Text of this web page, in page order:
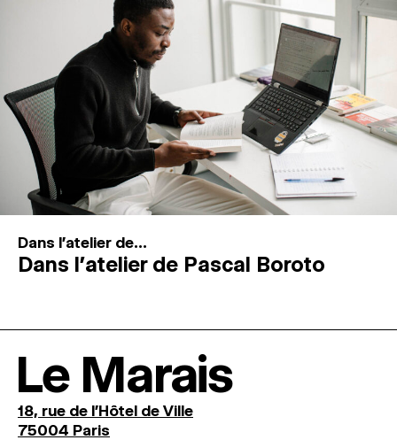
Dans l'atelier de...
Dans l’atelier de Pascal Boroto
Le Marais
18, rue de l'Hôtel de Ville
75004 Paris